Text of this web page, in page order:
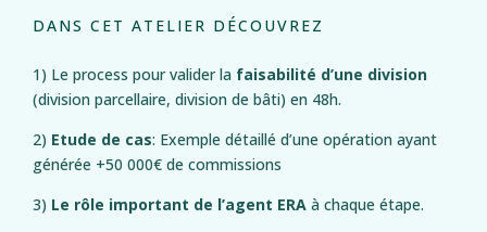
DANS CET ATELIER DÉCOUVREZ
1) Le process pour valider la faisabilité d’une division
(division parcellaire, division de bâti) en 48h.
2) Etude de cas: Exemple détaillé d’une opération ayant
générée +50 000€ de commissions
3) Le rôle important de l’agent ERA à chaque étape.